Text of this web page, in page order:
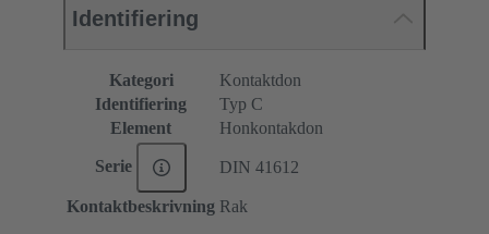
Identifiering
Kategori
Kontaktdon
Identifiering
Typ C
Element
Honkontakdon
Serie DIN 41612
Kontaktbeskrivning Rak